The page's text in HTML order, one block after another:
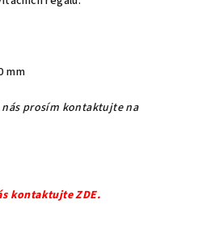
mm
prosím kontaktujte na
kontaktujte ZDE.